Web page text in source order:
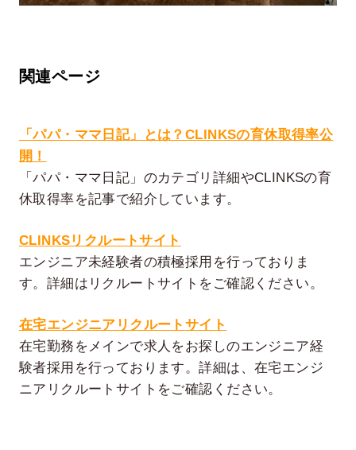
関連ページ
「パパ・ママ日記」とは？CLINKSの育休取得率公
開！
「パパ・ママ日記」のカテゴリ詳細やCLINKSの育
休取得率を記事で紹介しています。
CLINKSリクルートサイト
エンジニア未経験者の積極採用を行っておりま
す。詳細はリクルートサイトをご確認ください。
在宅エンジニアリクルートサイト
在宅勤務をメインで求人をお探しのエンジニア経
験者採用を行っております。詳細は、在宅エンジ
ニアリクルートサイトをご確認ください。